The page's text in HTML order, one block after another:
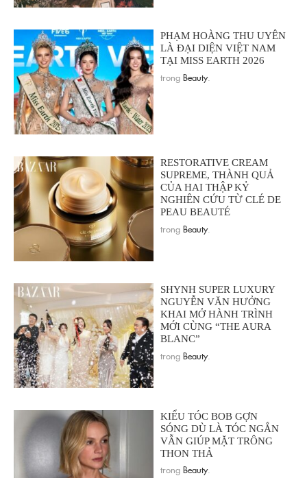
PHẠM HOÀNG THU UYÊN
LÀ ĐẠI DIỆN VIỆT NAM
TẠI MISS EARTH 2026
trong Beauty.
RESTORATIVE CREAM
SUPREME, THÀNH QUẢ
CỦA HAI THẬP KỶ
NGHIÊN CỨU TỪ CLÉ DE
PEAU BEAUTÉ
trong Beauty.
SHYNH SUPER LUXURY
NGUYỄN VĂN HƯỞNG
KHAI MỞ HÀNH TRÌNH
MỚI CÙNG “THE AURA
BLANC”
trong Beauty.
KIỂU TÓC BOB GỢN
SÓNG DÙ LÀ TÓC NGẮN
VẪN GIÚP MẶT TRÔNG
THON THẢ
trong Beauty.